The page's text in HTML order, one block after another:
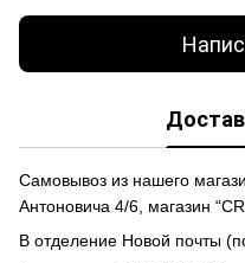
Самовывоз из нашего
Антоновича 4/6, магазин
В отделение Новой почты